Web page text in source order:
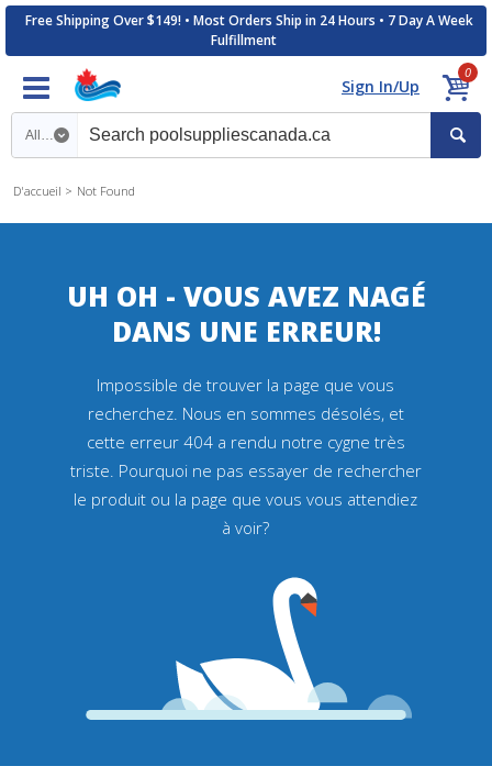
Free Shipping Over $149! • Most Orders Ship in 24 Hours • 7 Day A Week
Fulfillment
Sign In/Up
0
Search category
D'accueil Not Found
UH OH - VOUS AVEZ NAGÉ
DANS UNE ERREUR!
Impossible de trouver la page que vous
recherchez. Nous en sommes désolés, et
cette erreur 404 a rendu notre cygne très
triste. Pourquoi ne pas essayer de rechercher
le produit ou la page que vous vous attendiez
à voir?